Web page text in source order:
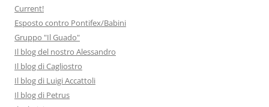
Current!
Esposto contro Pontifex/Babini
Gruppo "Il Guado"
Il blog del nostro Alessandro
Il blog di Cagliostro
Il blog di Luigi Accattoli
Il blog di Petrus